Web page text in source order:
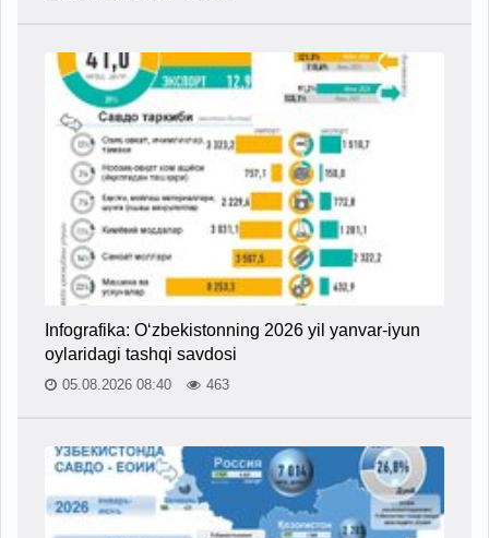
Infografika: O‘zbekistonning 2026 yil yanvar-iyun
oylaridagi tashqi savdosi
05.08.2026 08:40 463